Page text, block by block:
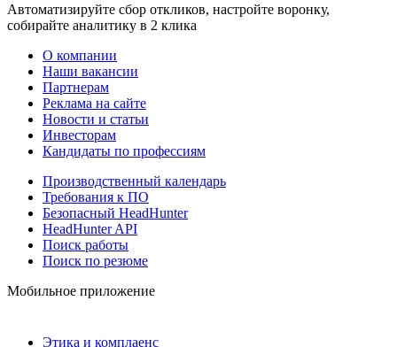
Автоматизируйте сбор откликов, настройте воронку,
собирайте аналитику в 2 клика
О компании
Наши вакансии
Партнерам
Реклама на сайте
Новости и статьи
Инвесторам
Кандидаты по профессиям
Производственный календарь
Требования к ПО
Безопасный HeadHunter
HeadHunter API
Поиск работы
Поиск по резюме
Мобильное приложение
Этика и комплаенс